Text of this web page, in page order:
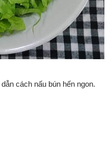
cách nấu bún hến ngon.